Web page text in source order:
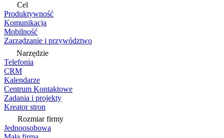
Cel
Produktywność
Komunikacja
Mobilność
Zarządzanie i przywództwo
Narzędzie
Telefonia
CRM
Kalendarze
Centrum Kontaktowe
Zadania i projekty
Kreator stron
Rozmiar firmy
Jednoosobowa